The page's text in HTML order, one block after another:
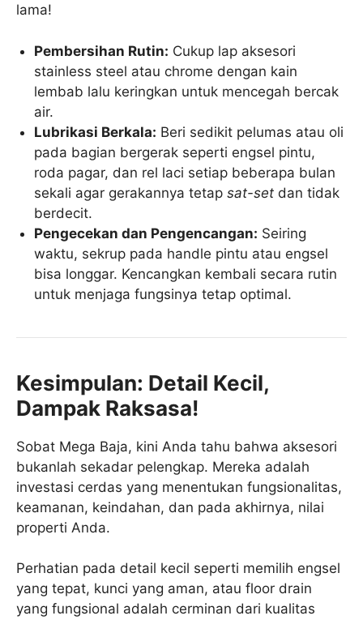
lama!
Pembersihan Rutin: Cukup lap aksesori
stainless steel atau chrome dengan kain
lembab lalu keringkan untuk mencegah bercak
air.
Lubrikasi Berkala: Beri sedikit pelumas atau oli
pada bagian bergerak seperti engsel pintu,
roda pagar, dan rel laci setiap beberapa bulan
sekali agar gerakannya tetapsat-set dan tidak
berdecit.
Pengecekan dan Pengencangan: Seiring
waktu, sekrup pada handle pintu atau engsel
bisa longgar. Kencangkan kembali secara rutin
untuk menjaga fungsinya tetap optimal.
Kesimpulan: Detail Kecil,
Dampak Raksasa!
Sobat Mega Baja, kini Anda tahu bahwa aksesori
bukanlah sekadar pelengkap. Mereka adalah
investasi cerdas yang menentukan fungsionalitas,
keamanan, keindahan, dan pada akhirnya, nilai
properti Anda.
Perhatian pada detail kecil seperti memilih engsel
yang tepat, kunci yang aman, atau floor drain
yang fungsional adalah cerminan dari kualitas